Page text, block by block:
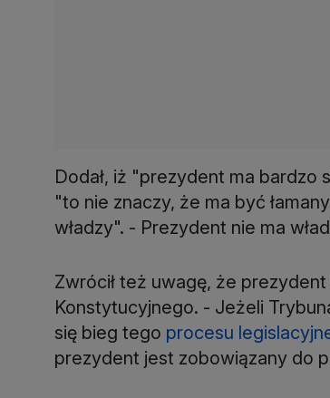
Dodał, iż "prezydent ma
"to nie znaczy, że ma być
władzy". - Prezydent nie ma
Zwrócił też uwagę, że
Konstytucyjnego. - Jeżeli
się bieg tego procesu
prezydent jest zobowiązany do